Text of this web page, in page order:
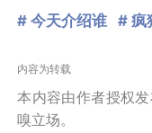
# 今天介绍谁 # 疯
内容为转载
本内容由作者授权
嗅立场。